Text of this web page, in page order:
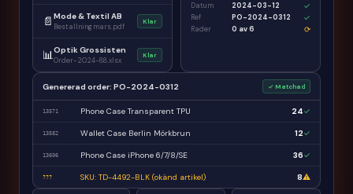
📄 Mode & Textil AB
Bestallning mars.pdf
Klar
📊 Optik Grossisten
Order-2024-88.xlsx
Klar
Datum 2024-03-12 ✓
Ref PO-2024-0312 ✓
Rader 0 av 6 ⟳
Genererad order: PO-2024-0312 ✓ Matchad
13571 Phone Case Transparent TPU 24✓
13582 Wallet Case Berlin Mörkbrun 12✓
13606 Phone Case iPhone 6/7/8/SE 36✓
??? SKU: TD-4492-BLK (okänd artikel) 8⚠